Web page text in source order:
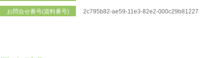
お問合せ番号(資料番号) 2c795b82-ae59-11e3-82e2-000c29b81227